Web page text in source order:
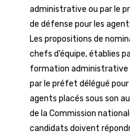
administrative ou par le
de défense pour les
Les propositions de
chefs d’équipe, établies
formation administrative
par le préfet délégué
agents placés sous son
de la Commission
candidats doivent